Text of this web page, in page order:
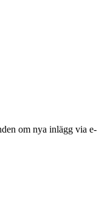
om nya inlägg via e-